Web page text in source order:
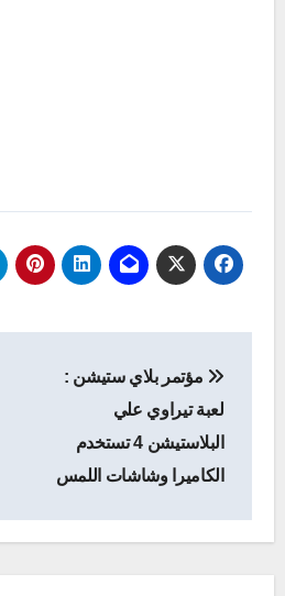
المقالات
مؤتمر بلاي ستيشن :
لعبة تيراوي علي
البلاستيشن 4 تستخدم
الكاميرا وشاشات اللمس